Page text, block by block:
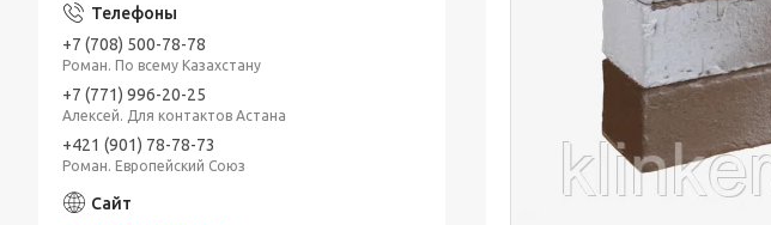
+7 (708) 500-78-78
Роман. По всему Казахстану
+7 (771) 996-20-25
Алексей. Для контактов Астана
+421 (901) 78-78-73
Роман. Европейский Союз